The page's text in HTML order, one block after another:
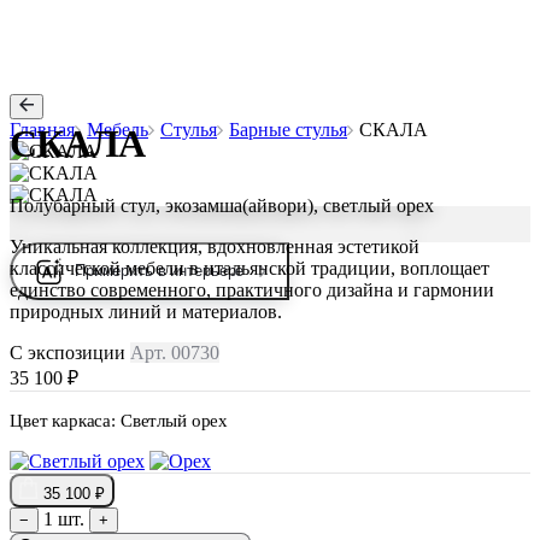
Главная Мебель Стулья Барные стулья СКАЛА
Примерить в интерьере
СКАЛА
Полубарный стул, экозамша(айвори), светлый орех
Уникальная коллекция, вдохновленная эстетикой
классической мебели в итальянской традиции, воплощает
единство современного, практичного дизайна и гармонии
природных линий и материалов.
С экспозиции Арт. 00730
35 100 ₽
Цвет каркаса: Светлый орех
35 100 ₽
−
1 шт. +